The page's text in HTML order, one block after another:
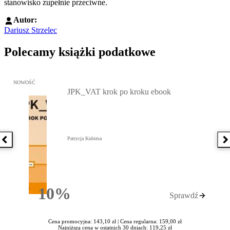
stanowisko zupełnie przeciwne.
Autor:
Dariusz Strzelec
Polecamy książki podatkowe
Poprzednia książka
Przejdź do: JPK_VAT krok po kroku ebook, Patrycja Kubiesa -
NOWOŚĆ
10%Rabatu
JPK_VAT krok po kroku ebook
Patrycja Kubiesa
Sprawdź
Cena promocyjna: 143,10 zł | Cena regularna: 159,00 zł
Najniższa cena w ostatnich 30 dniach: 119,25 zł